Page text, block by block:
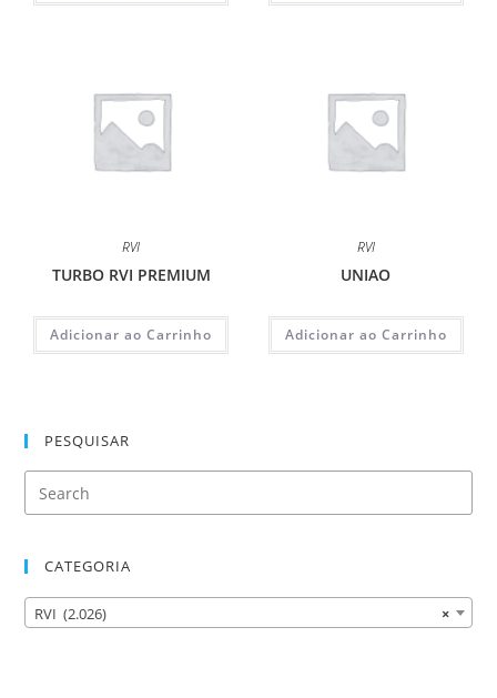
RVI
TURBO RVI PREMIUM
Adicionar ao Carrinho
RVI
UNIAO
Adicionar ao Carrinho
PESQUISAR
CATEGORIA
×
RVI (2.026)